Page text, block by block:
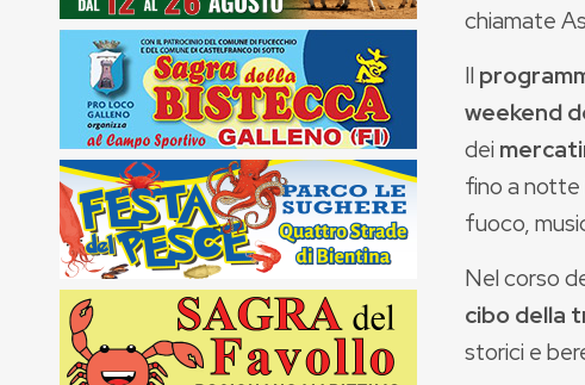
chiamate
Il
weekend
dei
fino a notte
fuoco,
Nel corso
cibo della
storici e